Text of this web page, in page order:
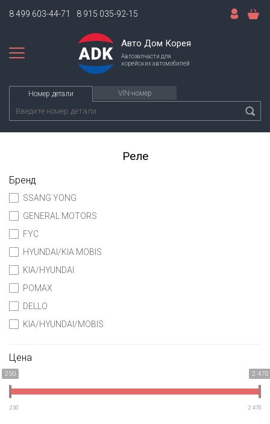
8 499 603-44-71 8 915 035-92-15
Авто Дом Корея
Автозапчасти для
корейских автомобилей
Номер детали VIN-номер
Реле
Бренд
SSANG YONG
GENERAL MOTORS
FYC
HYUNDAI/KIA MOBIS
KIA/HYUNDAI
POMAX
DELLO
KIA/HYUNDAI/MOBIS
Цена
250 2 470
250 2 470